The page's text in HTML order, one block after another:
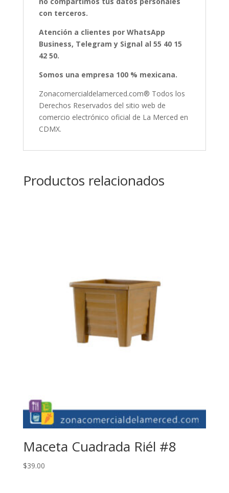
con terceros.
Atención a clientes por WhatsApp
Business, Telegram y Signal al 55 40 15
42 50.
Somos una empresa 100 % mexicana.
Zonacomercialdelamerced.com® Todos los
Derechos Reservados del sitio web de
comercio electrónico oficial de La Merced en
CDMX.
Productos relacionados
Maceta Cuadrada Riél #8
$39.00